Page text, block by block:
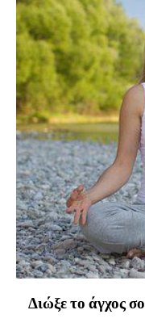
Διώξε το άγχος